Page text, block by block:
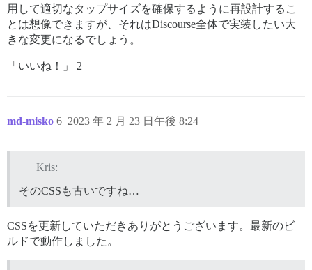
用して適切なタップサイズを確保するように再設計するこ
とは想像できますが、それはDiscourse全体で実装したい大
きな変更になるでしょう。
「いいね！」 2
md-misko 2023 年 2 月 23 日午後 8:24
6
Kris:
そのCSSも古いですね…
CSSを更新していただきありがとうございます。最新のビ
ルドで動作しました。